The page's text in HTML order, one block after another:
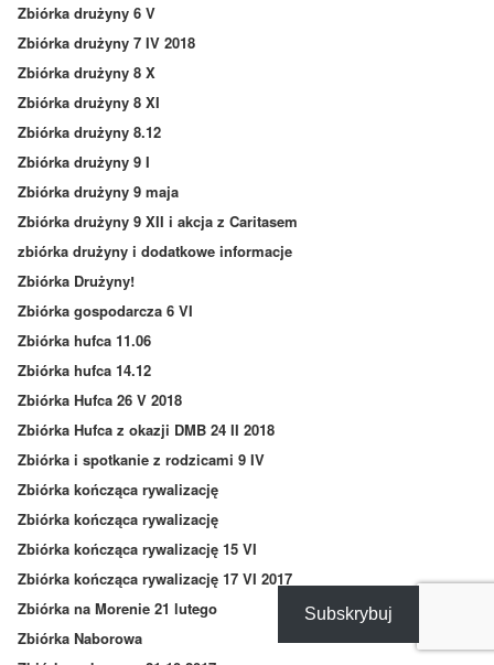
Zbiórka drużyny 6 V
Zbiórka drużyny 7 IV 2018
Zbiórka drużyny 8 X
Zbiórka drużyny 8 XI
Zbiórka drużyny 8.12
Zbiórka drużyny 9 I
Zbiórka drużyny 9 maja
Zbiórka drużyny 9 XII i akcja z Caritasem
zbiórka drużyny i dodatkowe informacje
Zbiórka Drużyny!
Zbiórka gospodarcza 6 VI
Zbiórka hufca 11.06
Zbiórka hufca 14.12
Zbiórka Hufca 26 V 2018
Zbiórka Hufca z okazji DMB 24 II 2018
Zbiórka i spotkanie z rodzicami 9 IV
Zbiórka kończąca rywalizację
Zbiórka kończąca rywalizację
Zbiórka kończąca rywalizację 15 VI
Zbiórka kończąca rywalizację 17 VI 2017
Zbiórka na Morenie 21 lutego
Zbiórka Naborowa
Subskrybuj